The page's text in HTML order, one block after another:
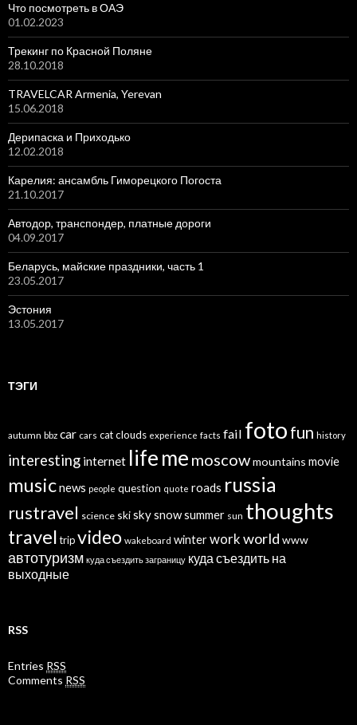
Что посмотреть в ОАЭ
01.02.2023
Трекинг по Красной Поляне
28.10.2018
TRAVELCAR Armenia, Yerevan
15.06.2018
Дерипаска и Приходько
12.02.2018
Карелия: ансамбль Гиморецкого Погоста
21.10.2017
Автодор, транспондер, платные дороги
04.09.2017
Беларусь, майские праздники, часть 1
23.05.2017
Эстония
13.05.2017
ТЭГИ
autumn bbz car cars catclouds experience facts fail foto fun history
interesting internet lifeme moscowmountains movie
musicnews people question quote roads russia
rustravel science skiskysnowsummer sun thoughts
travel tripvideo wakeboard winterwork world www
автотуризм куда съездить заграницу куда съездить на
выходные
RSS
Entries RSS
Comments RSS